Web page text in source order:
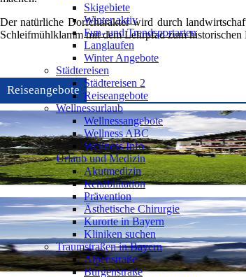
Der natürliche Dorfcharakter wird durch
Schleifmühlklamm mit dem Lehrpfad zum
Reiseangebote
Skigebiete
Winter aktiv
Fun- und Trendsportarten
Langlaufen
Winter Angebote
Städtereisen
Städtereisen 2
Reiseangebote
Wellnessurlaub
Wellnessangebote
Wellness ABC
Wellness Info
Urlaub und Medizin
Akutmedizin
Rehabilitation
Prävention
Ästhetische Chirurgie
Kurorte in Bayern
Kliniken suchen
Traumstraßen in Bayern
Alpenstraße
Burgenstraße